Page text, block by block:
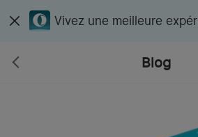
Vivez une meilleure
Blog